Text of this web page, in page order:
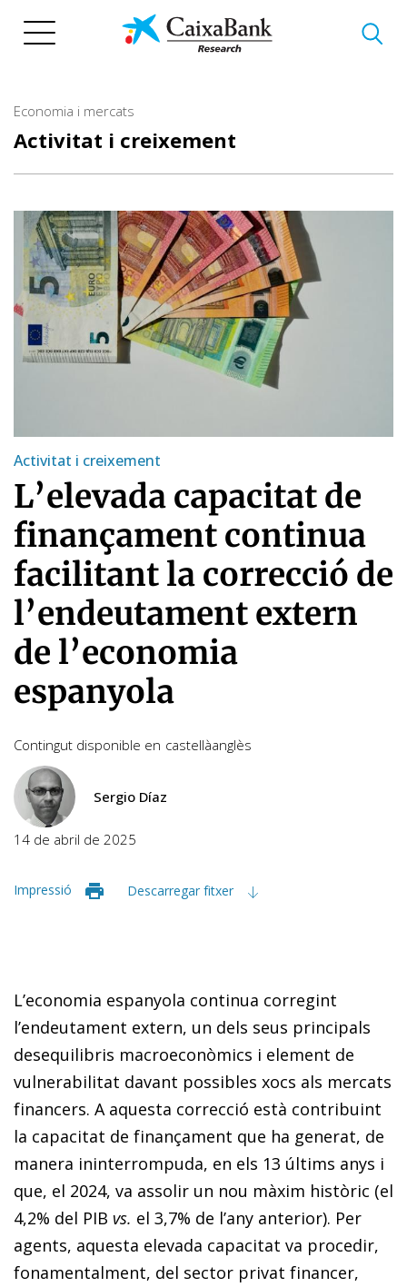
Economia i mercats
Activitat i creixement
Activitat i creixement
L’elevada capacitat de
finançament continua
facilitant la correcció de
l’endeutament extern
de l’economia
espanyola
Contingut disponible en castellàanglès
Sergio Díaz
14 de abril de 2025
Impressió Descarregar fitxer
L’economia espanyola continua corregint
l’endeutament extern, un dels seus principals
desequilibris macroeconòmics i element de
vulnerabilitat davant possibles xocs als mercats
financers. A aquesta correcció està contribuint
la capacitat de finançament que ha generat, de
manera ininterrompuda, en els 13 últims anys i
que, el 2024, va assolir un nou màxim històric (el
4,2% del PIB vs. el 3,7% de l’any anterior). Per
agents, aquesta elevada capacitat va procedir,
fonamentalment, del sector privat financer,